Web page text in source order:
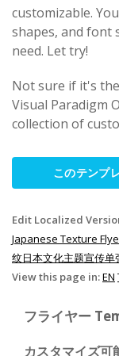
customizable.
shapes, and font
need. Let try!
Not sure if it's
Visual Paradigm
collection of
このテンプ
Edit Localized
Japanese Texture
纹日本文化主题宣传单
View this page in:EN
フライヤー
カスタマイズ可